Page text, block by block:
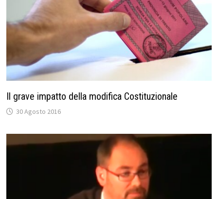
Il grave impatto della modifica Costituzionale
30 Agosto 2016